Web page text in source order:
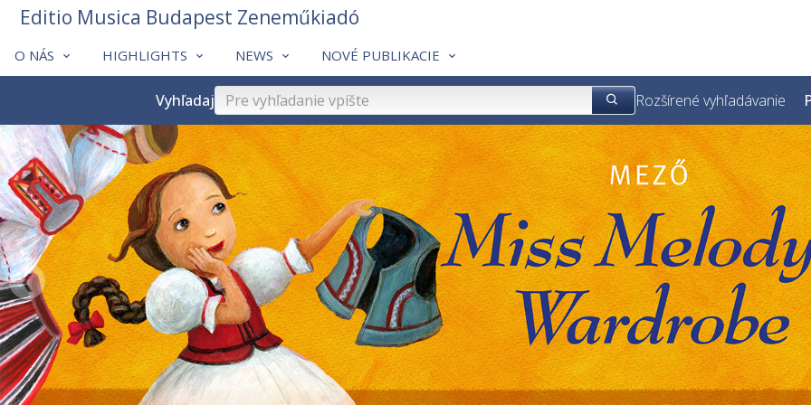
O NÁS HIGHLIGHTS NEWS NOVÉ PUBLIKACIE
Editio Musica Budapest Zeneműkiadó
Vyhľadaj Rozšírené vyhľadávanie
❮